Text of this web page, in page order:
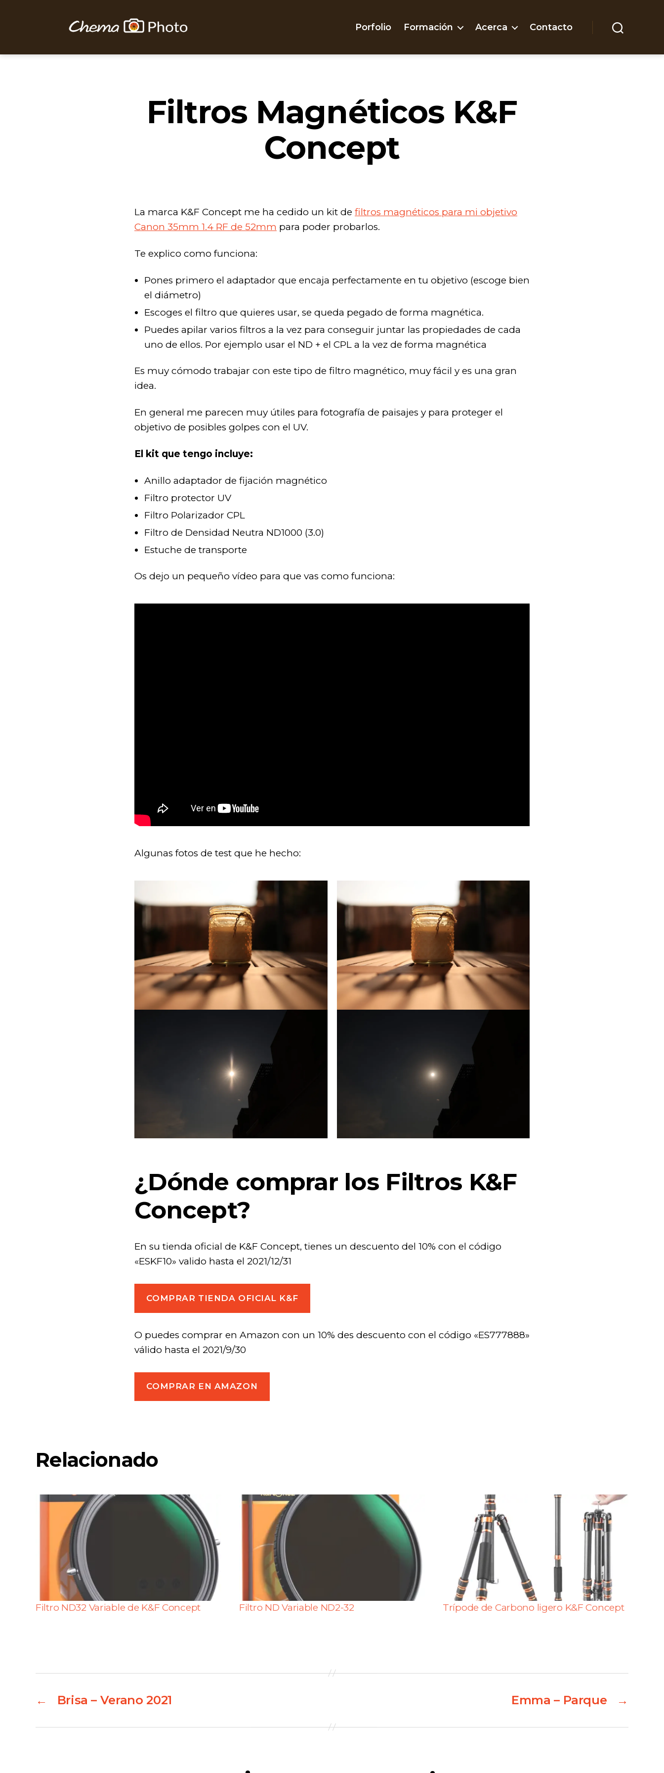
Chema
Porfolio Formación Acerca Contacto
Filtros Magnéticos K&F
Concept
La marca K&F Concept me ha cedido un kit de filtros magnéticos para mi objetivo
Canon 35mm 1.4 RF de 52mm para poder probarlos.
Te explico como funciona:
Pones primero el adaptador que encaja perfectamente en tu objetivo (escoge bien
el diámetro)
Escoges el filtro que quieres usar, se queda pegado de forma magnética.
Puedes apilar varios filtros a la vez para conseguir juntar las propiedades de cada
uno de ellos. Por ejemplo usar el ND + el CPL a la vez de forma magnética
Es muy cómodo trabajar con este tipo de filtro magnético, muy fácil y es una gran
idea.
En general me parecen muy útiles para fotografía de paisajes y para proteger el
objetivo de posibles golpes con el UV.
El kit que tengo incluye:
Anillo adaptador de fijación magnético
Filtro protector UV
Filtro Polarizador CPL
Filtro de Densidad Neutra ND1000 (3.0)
Estuche de transporte
Os dejo un pequeño vídeo para que vas como funciona:
Algunas fotos de test que he hecho:
¿Dónde comprar los Filtros K&F
Concept?
En su tienda oficial de K&F Concept, tienes un descuento del 10% con el código
«ESKF10» valido hasta el 2021/12/31
COMPRAR TIENDA OFICIAL K&F
O puedes comprar en Amazon con un 10% des descuento con el código «ES777888»
válido hasta el 2021/9/30
COMPRAR EN AMAZON
Relacionado
Filtro ND32 Variable de K&F Concept Filtro ND Variable ND2-32 Trípode de Carbono ligero K&F Concept
← Brisa – Verano 2021 →
Emma – Parque